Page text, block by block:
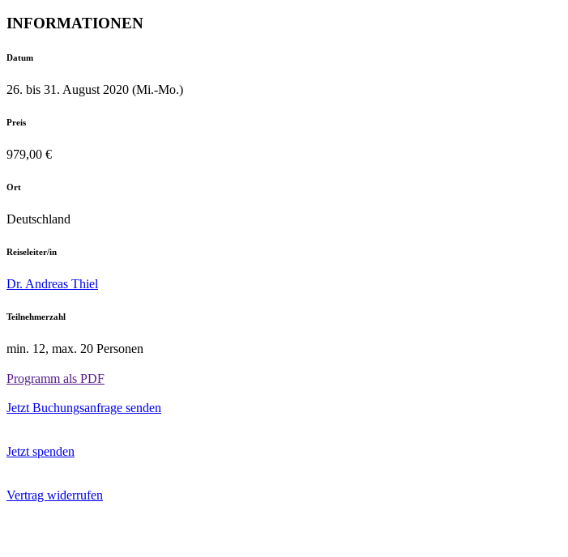
INFORMATIONEN
Datum
26. bis 31. August 2020 (Mi.-Mo.)
Preis
979,00 €
Ort
Deutschland
Reiseleiter/in
Dr. Andreas Thiel
Teilnehmerzahl
min. 12, max. 20 Personen
Programm als PDF
Jetzt Buchungsanfrage senden
Jetzt spenden
Vertrag widerrufen